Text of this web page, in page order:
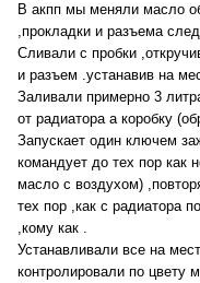
В акпп мы меняли масло
,прокладки и разъема
Сливали с пробки
и разъем .устанавив на
Заливали примерно 3
от радиатора а коробку
Запускает один ключем
командует до тех пор как
масло с воздухом)
тех пор ,как с радиатора
,кому как .
Устанавливали все на
контролировали по цвету